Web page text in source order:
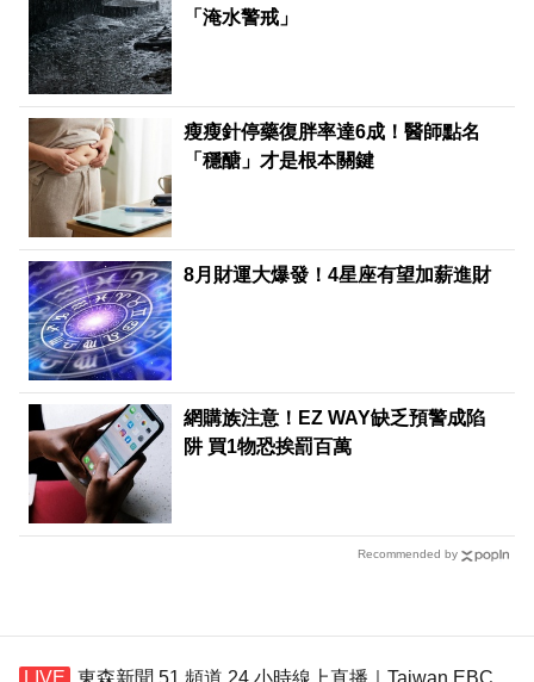
「淹水警戒」
瘦瘦針停藥復胖率達6成！醫師點名
「穩醣」才是根本關鍵
8月財運大爆發！4星座有望加薪進財
網購族注意！EZ WAY缺乏預警成陷
阱 買1物恐挨罰百萬
Recommended by
東森新聞 51 頻道 24 小時線上直播｜Taiwan EBC